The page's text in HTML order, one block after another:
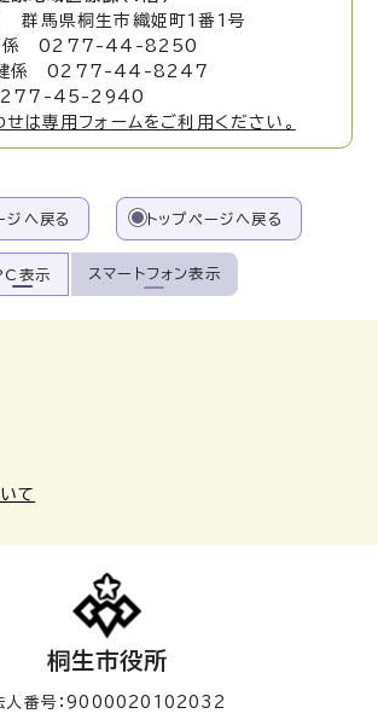
馬県桐生市織姫町1番1号
療係 0277-44-8250
0277-44-8247
0277-45-2940
は専用フォームをご利用ください。
ジへ戻る トップページへ戻る
表示 スマートフォン表示
て
桐生市役所
人番号：9000020102032